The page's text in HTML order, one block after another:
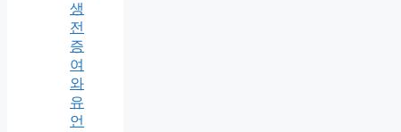
생
전
증
여
와
유
언